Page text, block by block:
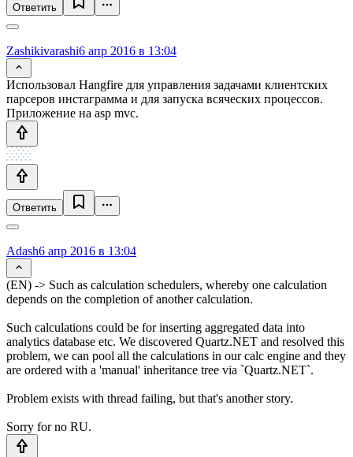
Ответить
Zashikivarashi6 апр 2016 в 13:04
Использовал Hangfire для управления задачами клиентских
парсеров инстаграмма и для запуска всяческих процессов.
Приложение на asp mvc.
Ответить
Adash6 апр 2016 в 13:04
(EN) -> Such as calculation schedulers, whereby one calculation
depends on the completion of another calculation.
Such calculations could be for inserting aggregated data into
analytics database etc. We discovered Quartz.NET and resolved this
problem, we can pool all the calculations in our calc engine and they
are ordered with a 'manual' inheritance tree via `Quartz.NET`.
Problem exists with thread failing, but that's another story.
Sorry for no RU.